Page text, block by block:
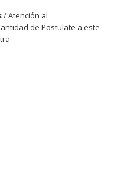
/ Atención al
de Postulate a este